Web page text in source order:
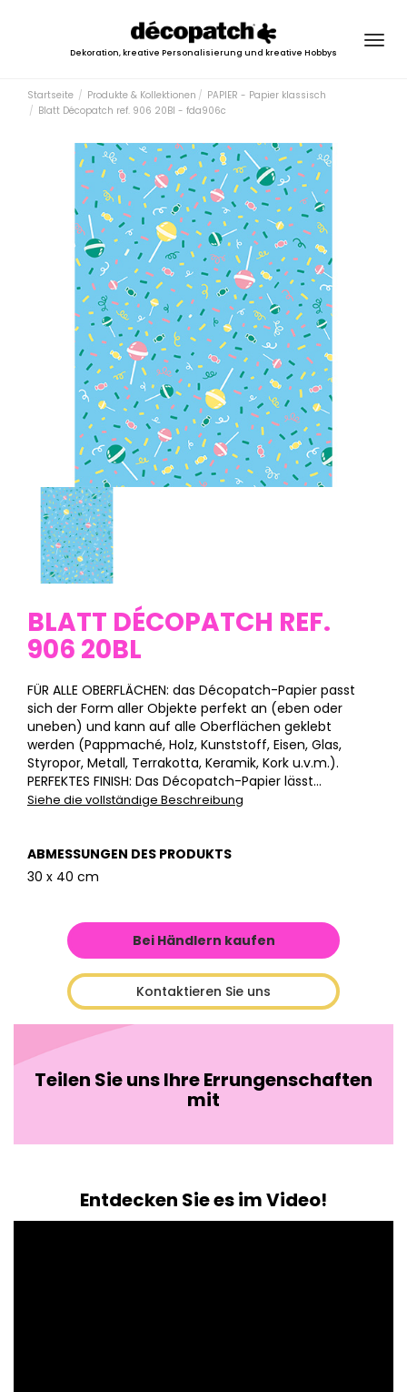
Dekoration, kreative Personalisierung und kreative Hobbys
Startseite Produkte & Kollektionen
PAPIER - Papier klassisch
Blatt Décopatch ref. 906 20Bl - fda906c
BLATT DÉCOPATCH REF.
906 20BL
FÜR ALLE OBERFLÄCHEN: das Décopatch-Papier passt
sich der Form aller Objekte perfekt an (eben oder
uneben) und kann auf alle Oberflächen geklebt
werden (Pappmaché, Holz, Kunststoff, Eisen, Glas,
Styropor, Metall, Terrakotta, Keramik, Kork u.v.m.).
PERFEKTES FINISH: Das Décopatch-Papier lässt...
Siehe die vollständige Beschreibung
ABMESSUNGEN DES PRODUKTS
30 x 40 cm
Bei Händlern kaufen
Kontaktieren Sie uns
Teilen Sie uns Ihre Errungenschaften
mit
Entdecken Sie es im Video!